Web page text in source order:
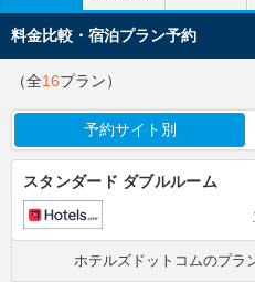
料金比較・宿泊プラン予約
（全16プラン）
予約サイト別
スタンダード ダブルルーム
ホテルズドットコムのプラ